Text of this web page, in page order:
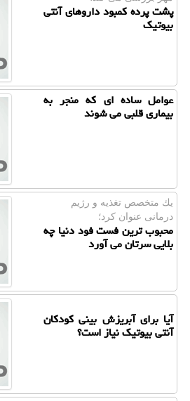
پشت پرده کمبود داروهای آنتی
بیوتیک
عوامل ساده ای که منجر به
بیماری قلبی می شوند
یك متخصص تغذیه و رژیم
درمانی عنوان كرد؛
محبوب ترین فست فود دنیا چه
بلایی سرتان می آورد
آیا برای آبریزش بینی کودکان
آنتی بیوتیک نیاز است؟